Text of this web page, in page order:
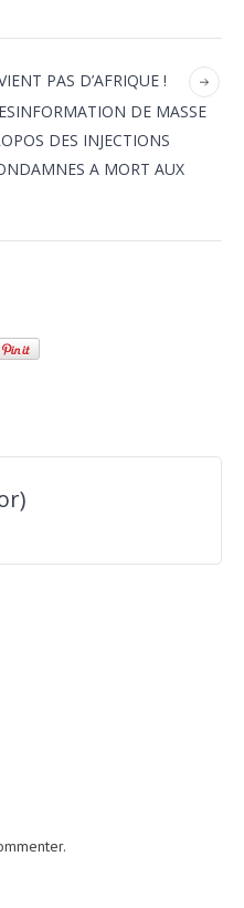
PAS D’AFRIQUE !
DE MASSE
DES INJECTIONS
A MORT AUX